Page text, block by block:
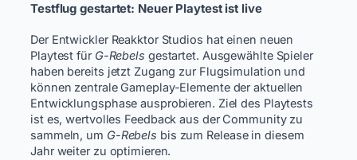
Testflug gestartet: Neuer Playtest ist live
Der Entwickler Reakktor Studios hat einen neuen
Playtest für G-Rebels gestartet. Ausgewählte Spieler
haben bereits jetzt Zugang zur Flugsimulation und
können zentrale Gameplay-Elemente der aktuellen
Entwicklungsphase ausprobieren. Ziel des Playtests
ist es, wertvolles Feedback aus der Community zu
sammeln, um G-Rebels bis zum Release in diesem
Jahr weiter zu optimieren.